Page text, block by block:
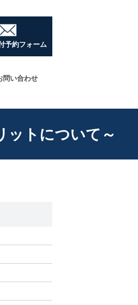
問い合わせ
予約フォーム
ットについて～